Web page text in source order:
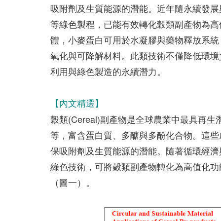
吸附劑及生質能源的潛能。近年隨永續發
等綠色製程，已能有效轉化穀類副產物為
體，小麥蛋白可用於水凝膠與藥物釋放系
氧化與可降解材料。此類技術不僅降低環
利用與綠色製造的永續潛力。
【內文精選】
穀類(Cereal)副產物是全球農業中最具再
等，富含蛋白質、多醣與多酚化合物。這
保吸附劑及生質能源的潛能。隨著循環經
綠色技術，可將穀類副產物轉化為高值化
（圖一）。